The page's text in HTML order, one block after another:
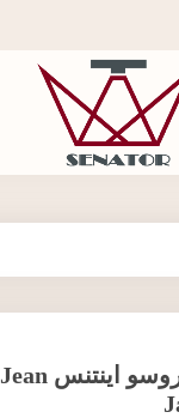
ادکلن ژان ژاک روسو اینتنس Jean